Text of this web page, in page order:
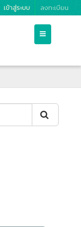
เข้าสู่ระบบ ลงทะเบียน